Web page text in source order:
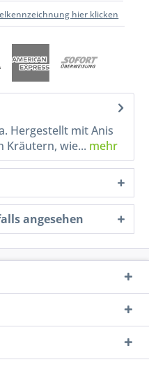
hier klicken
Hergestellt mit Anis
Kräutern, wie... mehr
angesehen